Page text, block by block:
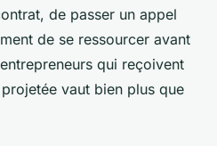
de passer un appel
de se ressourcer avant
qui reçoivent
vaut bien plus que